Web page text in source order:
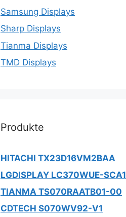
Samsung Displays
Sharp Displays
Tianma Displays
TMD Displays
Produkte
HITACHI TX23D16VM2BAA
LGDISPLAY LC370WUE-SCA1
TIANMA TS070RAATB01-00
CDTECH S070WV92-V1